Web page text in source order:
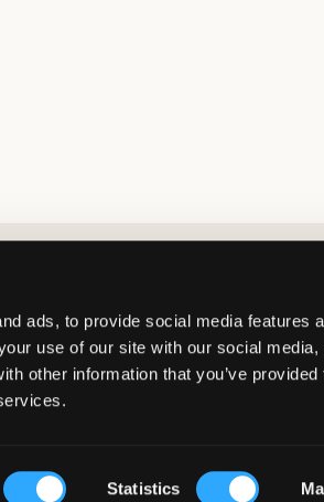
ads, to provide social media features
use of our site with our social media,
other information that you’ve provided
Statistics
© Copyright 2026 Kids Brand Store AB